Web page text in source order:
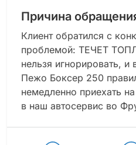
Причина
Клиент обратился с
проблемой: ТЕЧЕТ
нельзя игнорировать, и
Пежо Боксер 250
немедленно приехать
в наш автосервис во